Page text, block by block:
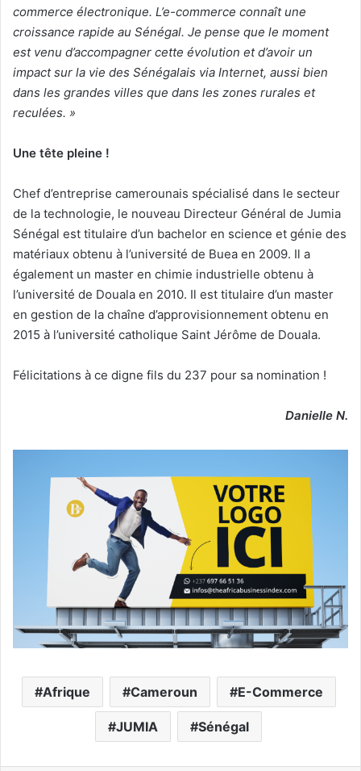
commerce électronique. L’e-commerce connaît une
croissance rapide au Sénégal. Je pense que le moment
est venu d’accompagner cette évolution et d’avoir un
impact sur la vie des Sénégalais via Internet, aussi bien
dans les grandes villes que dans les zones rurales et
reculées. »
Une tête pleine !
Chef d’entreprise camerounais spécialisé dans le secteur
de la technologie, le nouveau Directeur Général de Jumia
Sénégal est titulaire d’un bachelor en science et génie des
matériaux obtenu à l’université de Buea en 2009. Il a
également un master en chimie industrielle obtenu à
l’université de Douala en 2010. Il est titulaire d’un master
en gestion de la chaîne d’approvisionnement obtenu en
2015 à l’université catholique Saint Jérôme de Douala.
Félicitations à ce digne fils du 237 pour sa nomination !
Danielle N.
Afrique Cameroun E-Commerce
JUMIA Sénégal